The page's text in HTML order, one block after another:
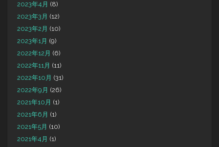
2023年4月 (8)
2023年3月 (12)
2023年2月 (10)
2023年1月 (9)
2022年12月 (6)
2022年11月 (11)
2022年10月 (31)
2022年9月 (26)
2021年10月 (1)
2021年6月 (1)
2021年5月 (10)
2021年4月 (1)